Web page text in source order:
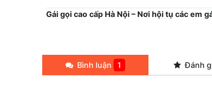
Gái gọi cao cấp Hà Nội – Nơi hội tụ các em
Bình luận 1 Đánh